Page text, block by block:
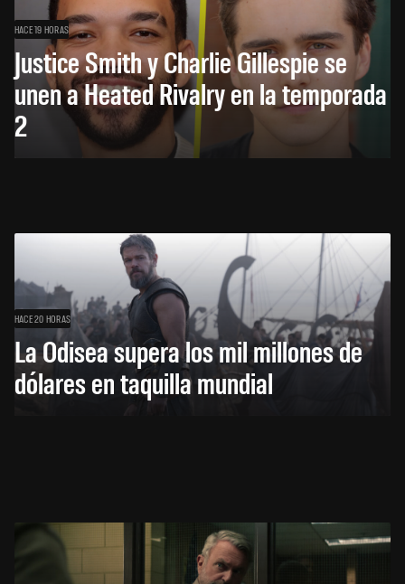
HACE 19 HORAS
Justice Smith y Charlie Gillespie se
unen a Heated Rivalry en la temporada
2
HACE 20 HORAS
La Odisea supera los mil millones de
dólares en taquilla mundial